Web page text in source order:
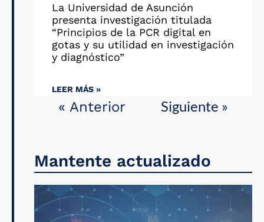
La Universidad de Asunción
presenta investigación titulada
“Principios de la PCR digital en
gotas y su utilidad en investigación
y diagnóstico”
LEER MÁS »
« Anterior Siguiente »
Mantente actualizado